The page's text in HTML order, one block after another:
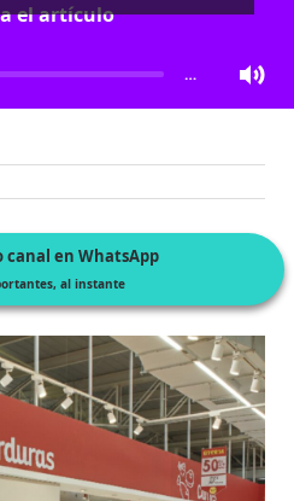
el artículo
…
en WhatsApp
al instante